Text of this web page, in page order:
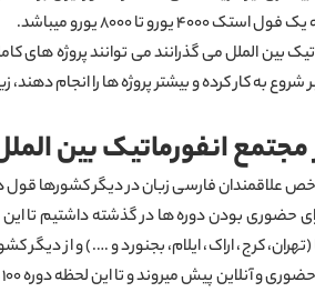
تا ۸۰۰۰ یورو میباشد.
بین الملل می گذرانند می توانند پروژه های
به کار کرده و بیشتر پروژه ها را انجام دهند،
انفورماتیک بین
فارسی زبان در دیگر کشورها قول
حضوری بودن دوره ها در گذشته داشتیم تا
کرج، اراک، ایلام، بجنورد و ….) و از دیگر